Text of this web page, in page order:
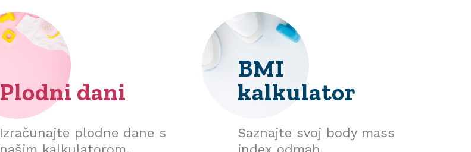
Plodni dani
Izračunajte plodne dane s
BMI
kalkulator
Saznajte svoj body mass